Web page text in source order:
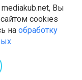
Вы
cookies
на обработку